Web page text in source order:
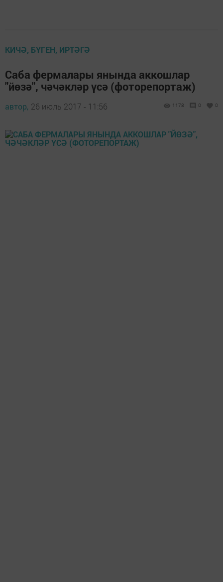
КИЧӘ, БҮГЕН, ИРТӘГӘ
Саба фермалары янында аккошлар
"йөзә", чәчәкләр үсә (фоторепортаж)
автор, 26 июль 2017 - 11:56 1178 0 0